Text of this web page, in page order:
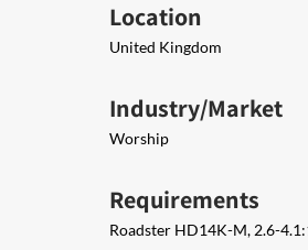
Location
United Kingdom
Industry/Market
Worship
Requirements
Roadster HD14K-M, 2.6-